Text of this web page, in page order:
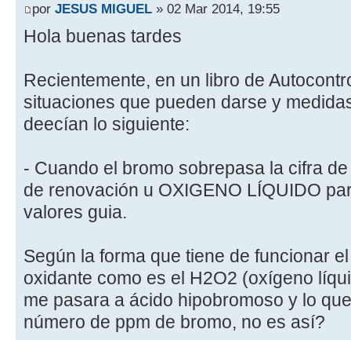
por JESUS MIGUEL » 02 Mar 2014, 19:55
Hola buenas tardes
Recientemente, en un libro de
situaciones que pueden darse y
deecían lo siguiente:
- Cuando el bromo sobrepasa la cifra
de renovación u OXIGENO LÍQUIDO
valores guia.
Según la forma que tiene de funcionar
oxidante como es el H2O2 (oxígeno
me pasara a ácido hipobromoso y lo
número de ppm de bromo, no es así?